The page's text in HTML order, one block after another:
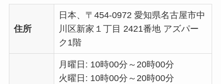
住所
日本、〒454-0972 愛知県名古屋市中
川区新家１丁目 2421番地 アズパー
ク1階
月曜日: 10時00分～20時00分
火曜日: 10時00分～20時00分